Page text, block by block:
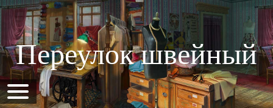
Переулок швейный